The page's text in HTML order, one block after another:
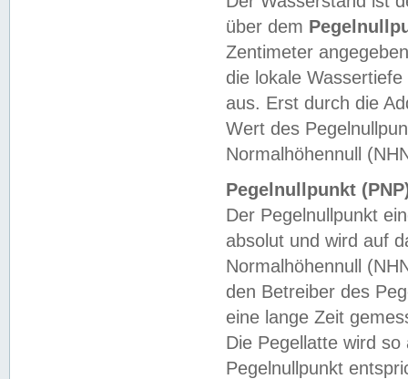
über dem
Zentimeter
die lokale
aus. Erst durch die
Wert des
Normalhöhennull
Pegelnullpunkt
Der Pegelnullpunkt
absolut und wird auf
Normalhöhennull
den Betreiber des
eine lange Zeit
Die Pegellatte wird
Pegelnullpunkt